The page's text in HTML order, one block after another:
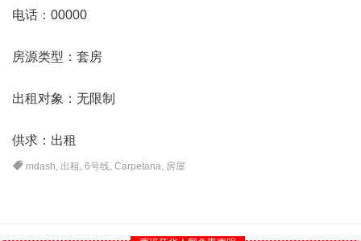
电话：00000
房源类型：套房
出租对象：无限制
供求：出租
mdash, 出租 ,6号线,Carpetana, 房屋